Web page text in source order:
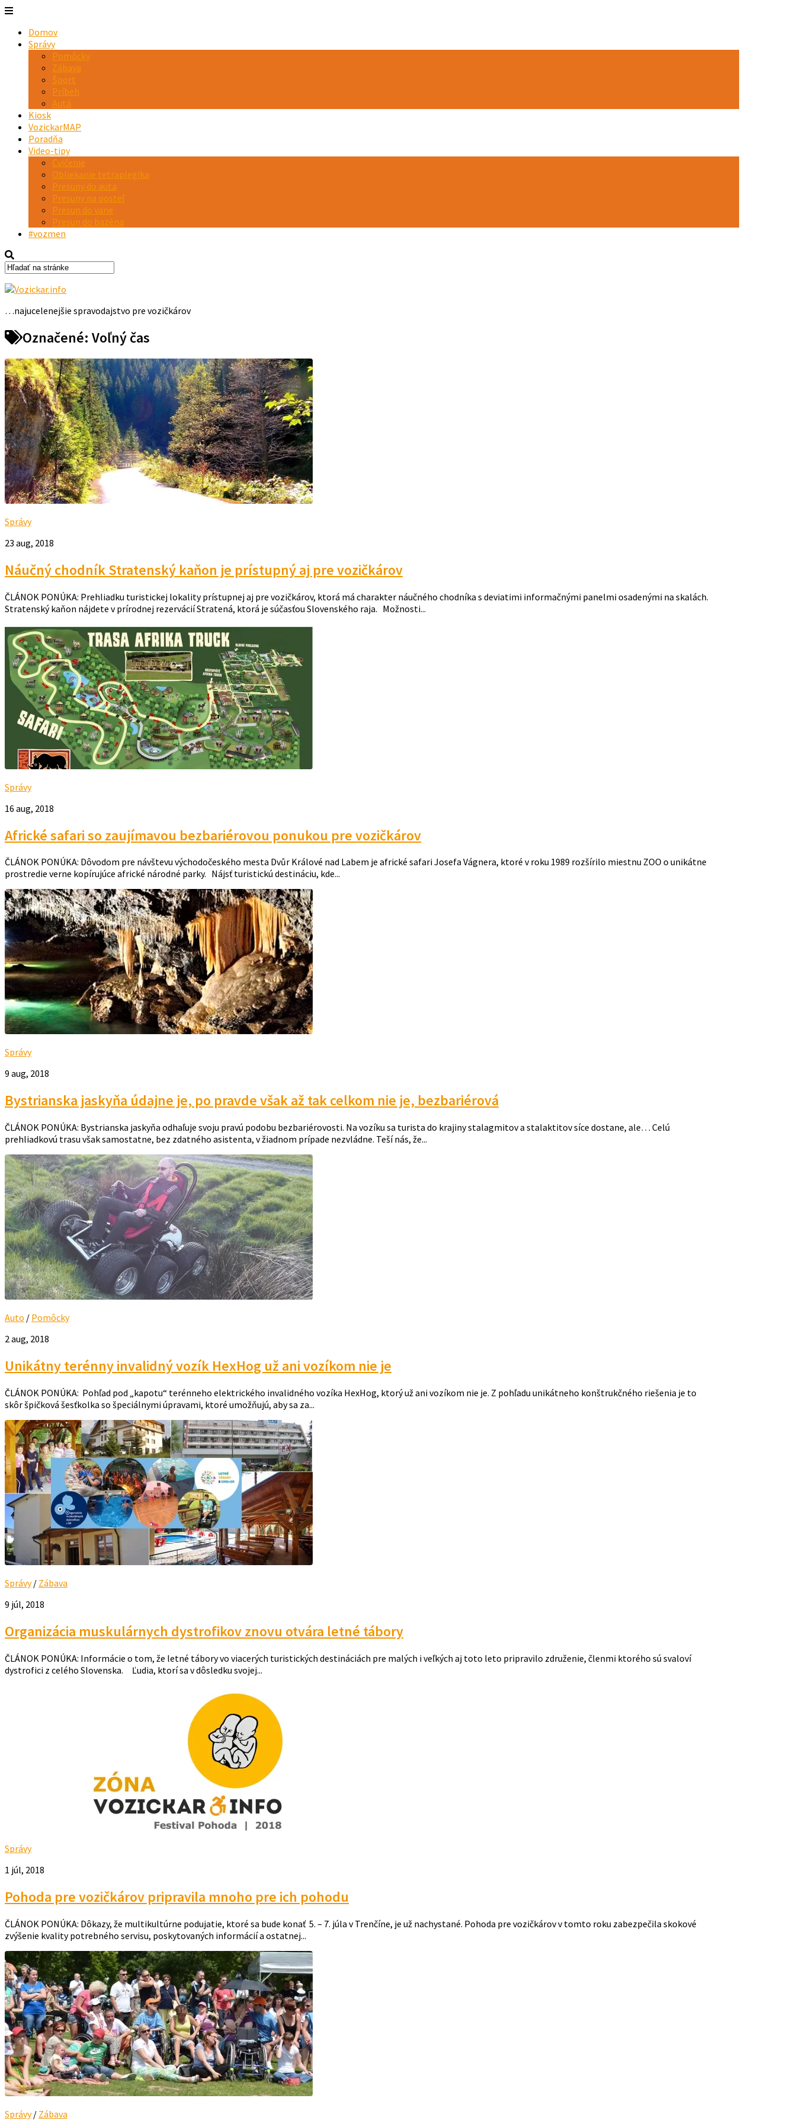
Domov
Správy
Pomôcky
Zábava
Šport
Príbeh
Autá
Kiosk
VozickarMAP
Poradňa
Video-tipy
Cvičenie
Obliekanie tetraplegika
Presuny do auta
Presuny na posteľ
Presun do vane
Presun do bazéna
#vozmen
…najucelenejšie spravodajstvo pre vozičkárov
Označené: Voľný čas
Správy
23 aug, 2018
Náučný chodník Stratenský kaňon je prístupný aj pre vozičkárov
ČLÁNOK PONÚKA: Prehliadku turistickej lokality prístupnej aj pre vozičkárov, ktorá má charakter náučného chodníka s deviatimi informačnými panelmi osadenými na skalách.
Stratenský kaňon nájdete v prírodnej rezervácií Stratená, ktorá je súčasťou Slovenského raja. Možnosti...
Správy
16 aug, 2018
Africké safari so zaujímavou bezbariérovou ponukou pre vozičkárov
ČLÁNOK PONÚKA: Dôvodom pre návštevu východočeského mesta Dvůr Králové nad Labem je africké safari Josefa Vágnera, ktoré v roku 1989 rozšírilo miestnu ZOO o unikátne
prostredie verne kopírujúce africké národné parky. Nájsť turistickú destináciu, kde...
Správy
9 aug, 2018
Bystrianska jaskyňa údajne je, po pravde však až tak celkom nie je, bezbariérová
ČLÁNOK PONÚKA: Bystrianska jaskyňa odhaľuje svoju pravú podobu bezbariérovosti. Na vozíku sa turista do krajiny stalagmitov a stalaktitov síce dostane, ale… Celú
prehliadkovú trasu však samostatne, bez zdatného asistenta, v žiadnom prípade nezvládne. Teší nás, že...
Auto / Pomôcky
2 aug, 2018
Unikátny terénny invalidný vozík HexHog už ani vozíkom nie je
ČLÁNOK PONÚKA: Pohľad pod „kapotu“ terénneho elektrického invalidného vozíka HexHog, ktorý už ani vozíkom nie je. Z pohľadu unikátneho konštrukčného riešenia je to
skôr špičková šesťkolka so špeciálnymi úpravami, ktoré umožňujú, aby sa za...
Správy/ Zábava
9 júl, 2018
Organizácia muskulárnych dystrofikov znovu otvára letné tábory
ČLÁNOK PONÚKA: Informácie o tom, že letné tábory vo viacerých turistických destináciách pre malých i veľkých aj toto leto pripravilo združenie, členmi ktorého sú svaloví
dystrofici z celého Slovenska. Ľudia, ktorí sa v dôsledku svojej...
Správy
1 júl, 2018
Pohoda pre vozičkárov pripravila mnoho pre ich pohodu
ČLÁNOK PONÚKA: Dôkazy, že multikultúrne podujatie, ktoré sa bude konať 5. – 7. júla v Trenčíne, je už nachystané. Pohoda pre vozičkárov v tomto roku zabezpečila skokové
zvýšenie kvality potrebného servisu, poskytovaných informácií a ostatnej...
Správy/ Zábava